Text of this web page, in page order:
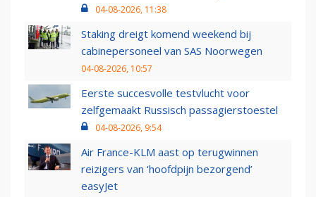
04-08-2026, 11:38
Staking dreigt komend weekend bij
cabinepersoneel van SAS Noorwegen
04-08-2026, 10:57
Eerste succesvolle testvlucht voor
zelfgemaakt Russisch passagierstoestel
04-08-2026, 9:54
Air France-KLM aast op terugwinnen
reizigers van ‘hoofdpijn bezorgend’
easyJet